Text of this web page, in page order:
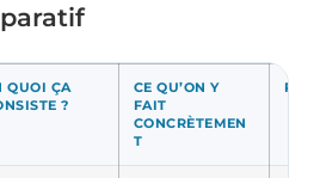
QUOI ÇA
?
CE QU’ON Y
FAIT
CONCRÈTEMEN
T